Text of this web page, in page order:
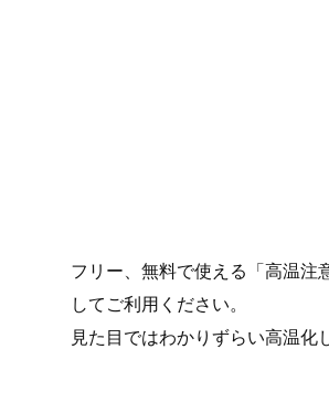
フリー、無料で使える「高温注
してご利用ください。
見た目ではわかりずらい高温化